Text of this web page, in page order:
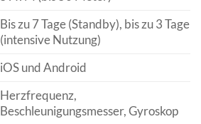
Bis zu 7 Tage (Standby), bis zu 3 Tage
(intensive Nutzung)
iOS und Android
Herzfrequenz,
Beschleunigungsmesser, Gyroskop